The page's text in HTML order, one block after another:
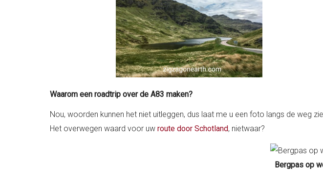
Waarom een roadtrip over de A83 maken?
Nou, woorden kunnen het niet uitleggen, dus laat me u een foto langs de weg
Het overwegen waard voor uw route door Schotland, nietwaar?
Bergpas op